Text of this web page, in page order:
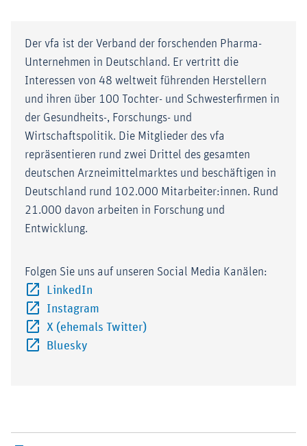
Der vfa ist der Verband der forschenden Pharma-
Unternehmen in Deutschland. Er vertritt die
Interessen von 48 weltweit führenden Herstellern
und ihren über 100 Tochter- und Schwesterfirmen in
der Gesundheits-, Forschungs- und
Wirtschaftspolitik. Die Mitglieder des vfa
repräsentieren rund zwei Drittel des gesamten
deutschen Arzneimittelmarktes und beschäftigen in
Deutschland rund 102.000 Mitarbeiter:innen. Rund
21.000 davon arbeiten in Forschung und
Entwicklung.
Folgen Sie uns auf unseren Social Media Kanälen:
LinkedIn
Instagram
X (ehemals Twitter)Externer-Link (Öffnet im neuen
Bluesky